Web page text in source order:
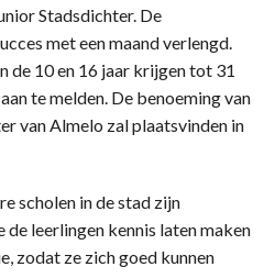
Stadsdichter. De
met een maand verlengd.
de 10 en 16 jaar krijgen tot 31
te melden. De benoeming van
van Almelo zal plaatsvinden in
scholen in de stad zijn
leerlingen kennis laten maken
zodat ze zich goed kunnen